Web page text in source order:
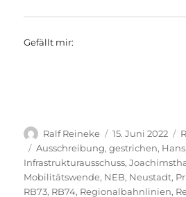
Gefällt mir:
Autor
Ralf Reineke
Veröffentlicht
am
15. Juni 2022
Schlagwörter
Ausschreibung,gestrichen, Hans
Infrastrukturausschuss,
Mobilitätswende, NEB, Neustadt,
RB73, RB74, Regionalbahnlinien,